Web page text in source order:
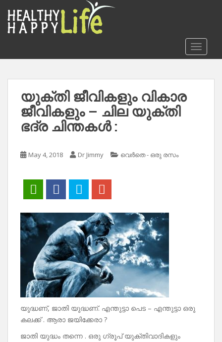
o
യുക്തി ജീവികളും വികാര
ജീവികളും – ചില യുക്തി
ഭദ്ര ചിന്തകൾ :
May 4, 2018 Dr Jimmy വെർതെ - ഒരു രസം
യുദ്ധണ്, ജാതി യുദ്ധണ്. എന്തുട്ടാ പെട – എന്തുട്ടാ ഒരു
കലക്ക് . ആരാ ജയിക്കേരാ ?
ജാതി യുദ്ധം തന്നെ . ഒരു ഗ്രൂപ് യുക്തിവാദികളും